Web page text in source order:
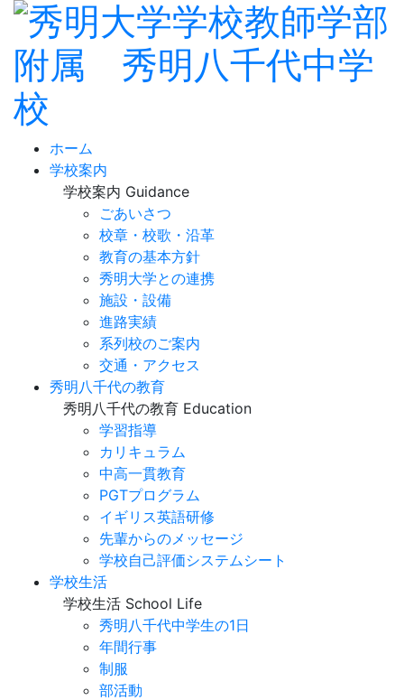
ホーム
学校案内
学校案内 Guidance
ごあいさつ
校章・校歌・沿革
教育の基本方針
秀明大学との連携
施設・設備
進路実績
系列校のご案内
交通・アクセス
秀明八千代の教育
秀明八千代の教育 Education
学習指導
カリキュラム
中高一貫教育
PGTプログラム
イギリス英語研修
先輩からのメッセージ
学校自己評価システムシート
学校生活
学校生活 School Life
秀明八千代中学生の1日
年間行事
制服
部活動